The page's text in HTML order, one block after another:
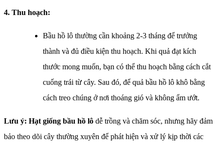
4. Thu hoạch:
Bầu hồ lô thường cần khoảng 2-3 tháng để trưởng
thành và đủ điều kiện thu hoạch. Khi quả đạt kích
thước mong muốn, bạn có thể thu hoạch bằng cách cắt
cuống trái từ cây. Sau đó, để quả bầu hồ lô khô bằng
cách treo chúng ở nơi thoáng gió và không ẩm ướt.
Lưu ý: Hạt giống bầu hồ lô dễ trồng và chăm sóc, nhưng hãy đảm
bảo theo dõi cây thường xuyên để phát hiện và xử lý kịp thời các